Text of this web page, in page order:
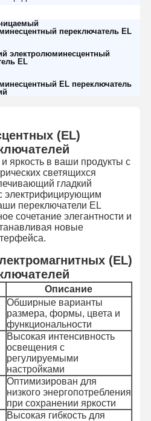
переключатель EL
электролюминесцентный
EL
EL переключатель
(EL)
яркость в ваши продукты с
светящихся
гладкий
электрифицирующим
переключатели EL
сочетание элегантности и
новые
(EL)
Описание
Обширные варианты
размера, формы, цвета и
функциональности
Высокая интенсивность
освещения с
регулируемыми
настройками
Оптимизирован для
низкого энергопотребления
при сохранении яркости
Высокая гибкость для